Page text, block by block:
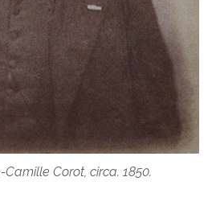
Corot, circa. 1850.